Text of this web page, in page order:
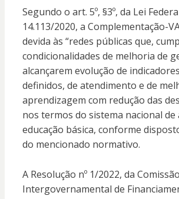
Segundo o art. 5º, §3º, da Lei
14.113/2020, a Complementação-
devida às “redes públicas que,
condicionalidades de melhoria de
alcançarem evolução de
definidos, de atendimento e de
aprendizagem com redução das
nos termos do sistema nacional de
educação básica, conforme
do mencionado normativo.
A Resolução nº 1/2022, da Comissão
Intergovernamental de